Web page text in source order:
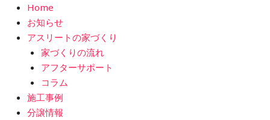
Home
お知らせ
アスリートの家づくり
家づくりの流れ
アフターサポート
コラム
施工事例
分譲情報